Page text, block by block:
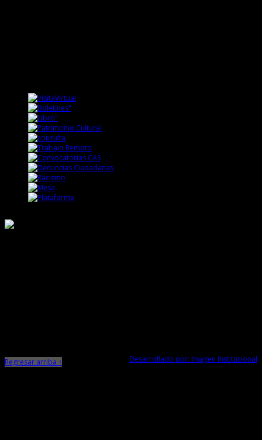
Desarrollado por: Imagen Institucional
Regresar arriba ↑